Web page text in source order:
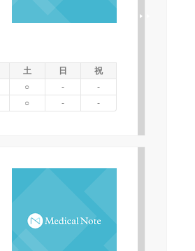
土 日
祝
○ -
-
○ - -